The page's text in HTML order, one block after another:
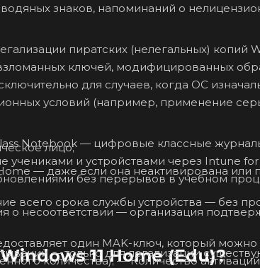
ключей, модифицированных
для случаев, когда ОС
условий (например, применение
без перерывов в учебном
— Количество активаций
лицо;
— даже если она неактивирована или
о несоответствии — организация
— только для легализации
11 Home (Edu)?